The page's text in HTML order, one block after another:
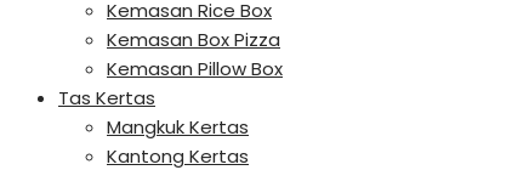
Kemasan Rice Box
Kemasan Box Pizza
Kemasan Pillow Box
Tas Kertas
Mangkuk Kertas
Kantong Kertas